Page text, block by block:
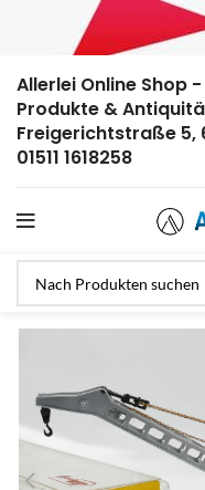
Allerlei Online Shop
Produkte &
Freigerichtstraße 5,
01511 1618258